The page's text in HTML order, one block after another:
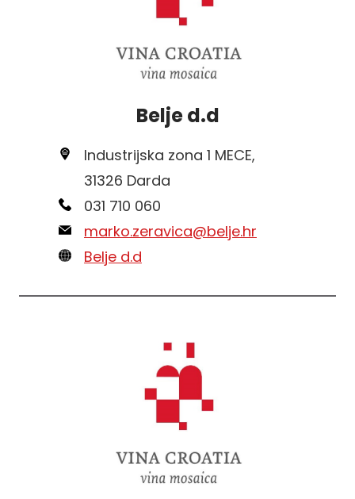
Belje d.d
Industrijska zona 1 MECE,
31326 Darda
031 710 060
marko.zeravica@belje.hr
Belje d.d